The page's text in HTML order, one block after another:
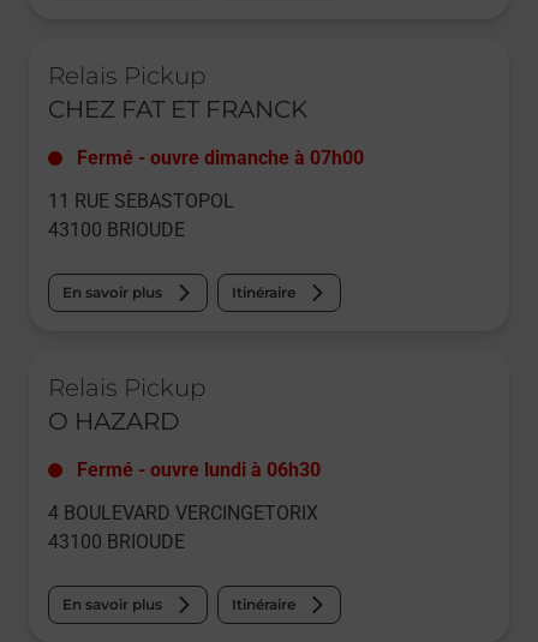
Relais Pickup
CHEZ FAT ET FRANCK
Fermé - ouvre dimanche à 07h00
11 RUE SEBASTOPOL
43100 BRIOUDE
En savoir plus Itinéraire
Relais Pickup
O HAZARD
Fermé - ouvre lundi à 06h30
4 BOULEVARD VERCINGETORIX
43100 BRIOUDE
En savoir plus Itinéraire